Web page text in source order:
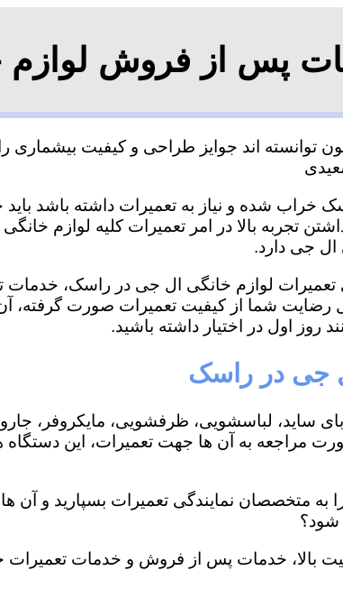
پس از فروش
اند جوایز طراحی و کیفیت بیشماری
شده و نیاز به تعمیرات داشته باشد باید
تجربه بالا در امر تعمیرات کلیه لوازم
ال جی دارد.
تعمیرات لوازم خانگی ال جی در راسک، خدمات
رضایت شما از کیفیت تعمیرات صورت گرفته، آن
روز اول در اختیار داشته باشید.
جی در راسک
ساید، لباسشویی، ظرفشویی، مایکروفر،
به آن ها جهت تعمیرات، این دستگاه
متخصصان نمایندگی تعمیرات بسپارید و آن
شود؟
بالا، خدمات پس از فروش و خدمات تعمیرات